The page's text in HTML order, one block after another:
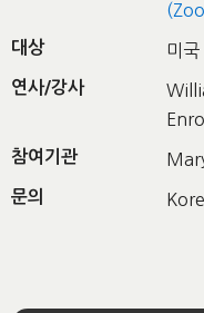
대상 미
연사/강사
참여기관
문의